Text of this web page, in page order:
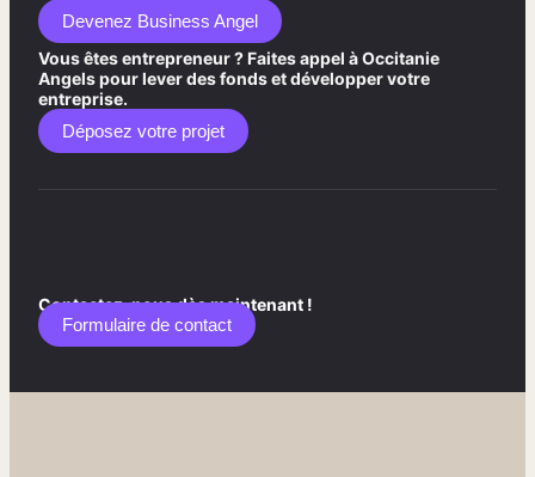
Devenez Business Angel
Vous êtes entrepreneur ? Faites appel à Occitanie
Angels pour lever des fonds et développer votre
entreprise.
Déposez votre projet
Contactez-nous dès maintenant !
Formulaire de contact​